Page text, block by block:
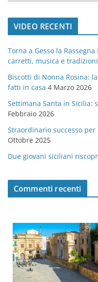
a
t
o
r
i
e
VIDEO RECENTI
Torna a Gesso la
carretti, musica e tradizioni
Biscotti di Nonna Rosina:
fatti in casa 4 Marzo 2026
Settimana Santa in Sicilia:
Febbraio 2026
Straordinario successo
Ottobre 2025
Due giovani siciliani
Commenti recenti